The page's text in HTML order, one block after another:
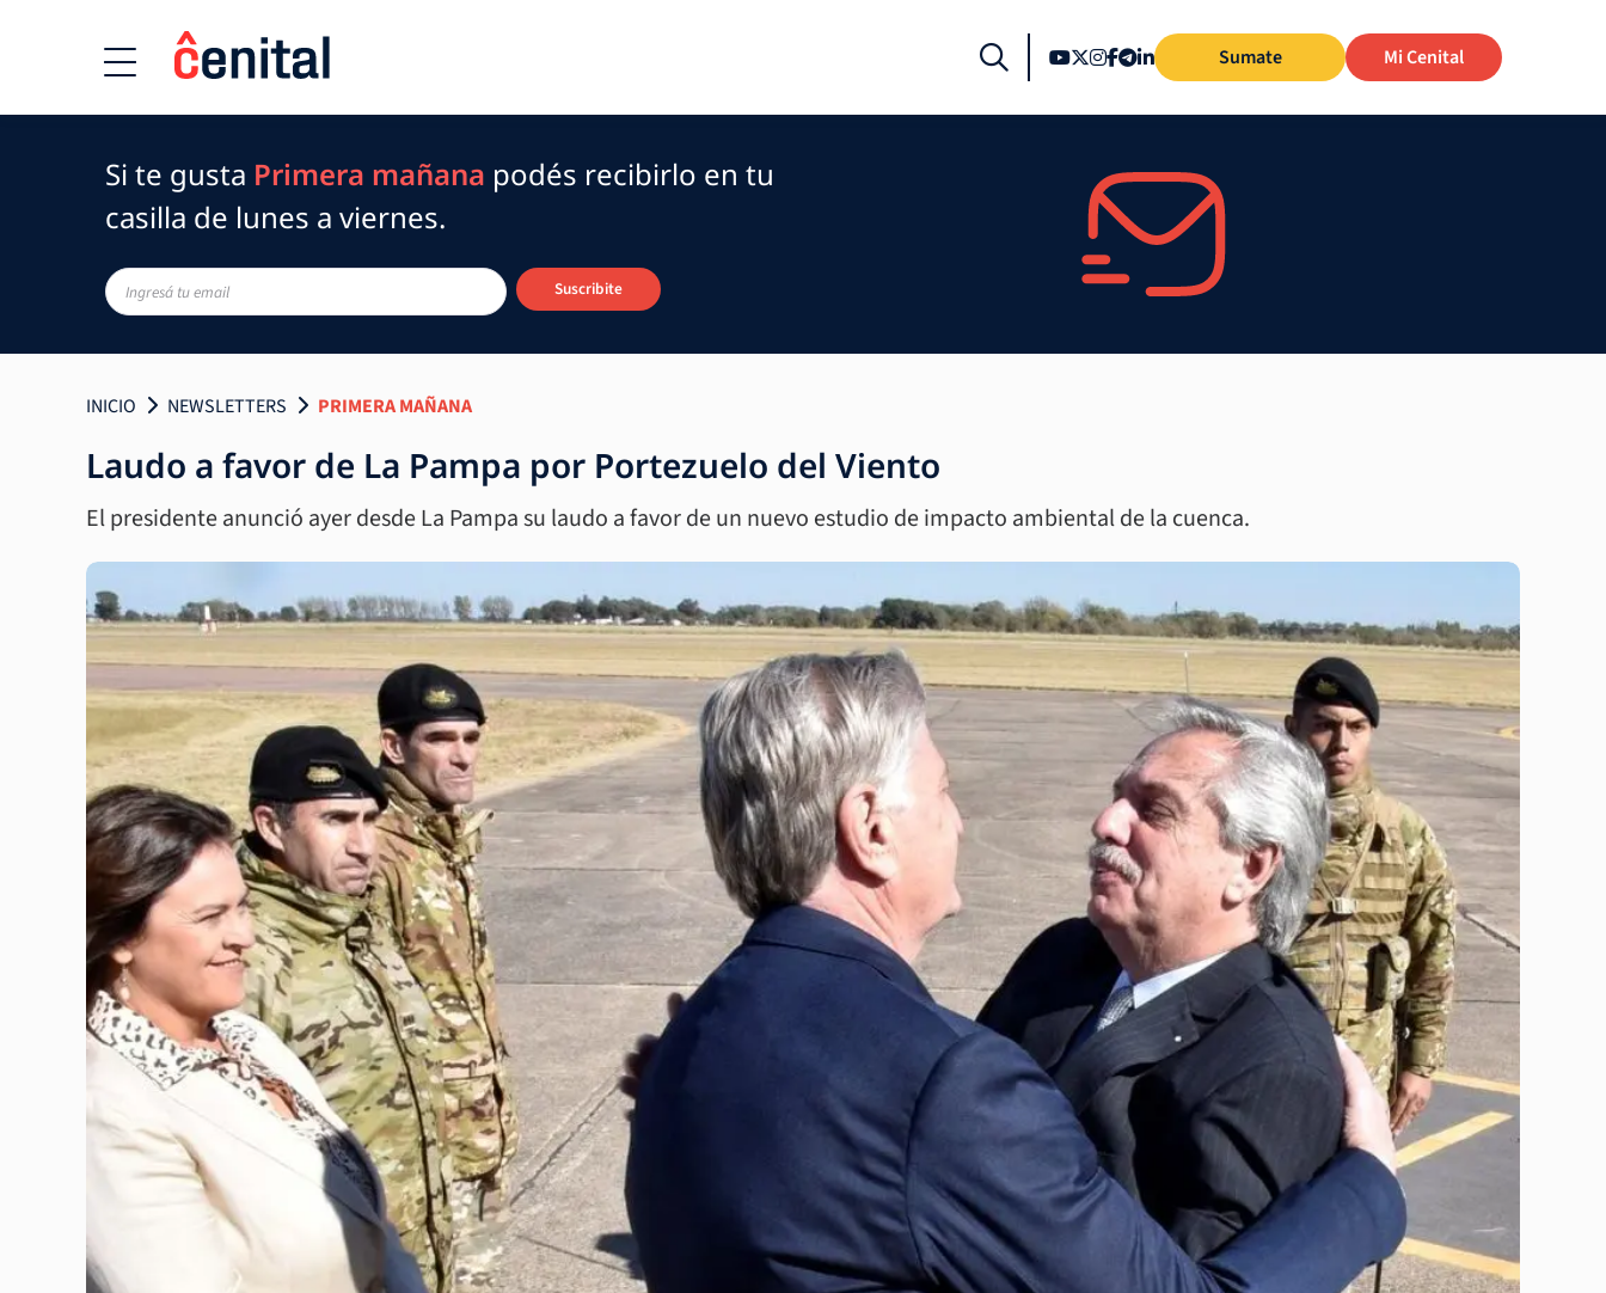
Sumate Mi Cenital
Si te gusta Primera mañana podés recibirlo en tu
casilla de lunes a viernes.
Suscribite
INICIO NEWSLETTERS PRIMERA MAÑANA
Laudo a favor de La Pampa por Portezuelo del Viento
El presidente anunció ayer desde La Pampa su laudo a favor de un nuevo estudio de impacto ambiental de la cuenca.